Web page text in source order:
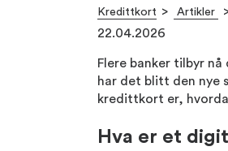
Kredittkort Artikler
22.04.2026
Flere banker tilbyr
har det blitt den nye
kredittkort er,
Hva er et